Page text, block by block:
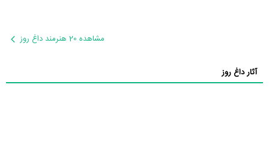
مشاهده 20 هنرمند داغ روز
آثار داغ روز